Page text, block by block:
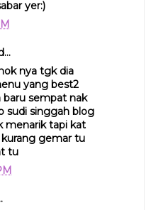
yer:)
nya tgk dia
yang best2
baru sempat nak
sudi singgah blog
menarik tapi kat
gemar tu
tu